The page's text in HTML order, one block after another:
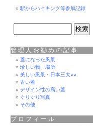
駅からハイキング等参加記録
管理人お勧めの記事
蓋になった風景
珍しい物、場所
美しい風景 ・ 日本三大○○
古い蓋
デザイン性の高い蓋
ぐりぐり写真
その他
プロフィール